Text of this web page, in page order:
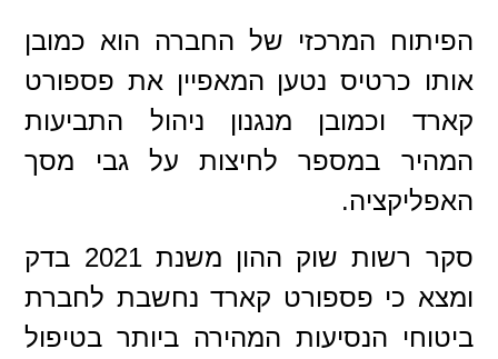
הפיתוח המרכזי של החברה הוא כמובן
אותו כרטיס נטען המאפיין את פספורט
קארד וכמובן מנגנון ניהול התביעות
המהיר במספר לחיצות על גבי מסך
האפליקציה.
סקר רשות שוק ההון משנת 2021 בדק
ומצא כי פספורט קארד נחשבת לחברת
ביטוחי הנסיעות המהירה ביותר בטיפול